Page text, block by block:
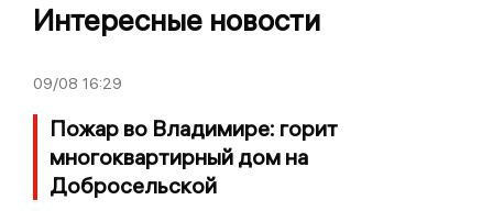
Интересные новости
09/08 16:29
Пожар во Владимире: горит
многоквартирный дом на
Добросельской